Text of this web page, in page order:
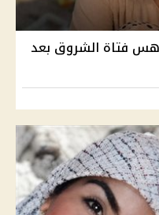
فتاة الشروق بعد